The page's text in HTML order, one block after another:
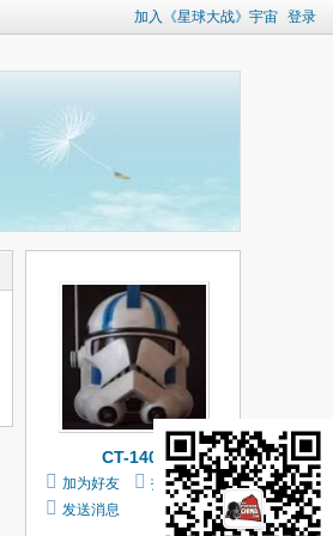
加入《星球大战》宇宙 登录
CT-1409
加为好友
打个招呼
发送消息